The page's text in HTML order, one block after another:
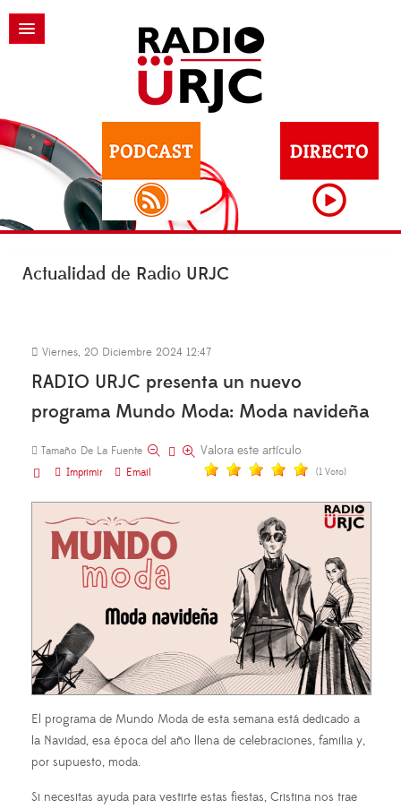
Actualidad de Radio URJC
Viernes, 20 Diciembre 2024 12:47
RADIO URJC presenta un nuevo
programa Mundo Moda: Moda navideña
Tamaño De La Fuente
Imprimir
Email
Valora este artículo
(1 Voto)
El programa de Mundo Moda de esta semana está dedicado a
la Navidad, esa época del año llena de celebraciones, familia y,
por supuesto, moda.
Si necesitas ayuda para vestirte estas fiestas, Cristina nos trae